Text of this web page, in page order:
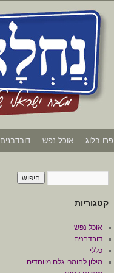
פרו-בלוג אוכל נפש דובדבנים
קטגוריות
אוכל נפש
דובדבנים
כללי
מילון לחומרי גלם מיוחדים